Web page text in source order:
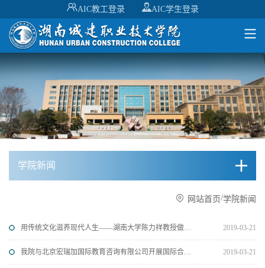
AIC教工登录 AIC学生登录
学院新闻
网站首页/学院新闻
用传统文化滋养现代人生——湖南大学陈力祥教授做客城建大讲坛 2019-03-21
我院与北京宏瑞加国际教育咨询有限公司开展国际合作洽谈 2019-03-21